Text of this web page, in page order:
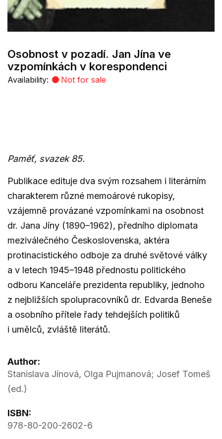
Osobnost v pozadí. Jan Jína ve
vzpomínkách v korespondenci
Availability: Not for sale
Paměť, svazek 85.
Publikace edituje dva svým rozsahem i literárním
charakterem různé memoárové rukopisy,
vzájemně provázané vzpomínkami na osobnost
dr. Jana Jíny (1890–1962), předního diplomata
meziválečného Československa, aktéra
protinacistického odboje za druhé světové války
a v letech 1945–1948 přednostu politického
odboru Kanceláře prezidenta republiky, jednoho
z nejbližších spolupracovníků dr. Edvarda Beneše
a osobního přítele řady tehdejších politiků
i umělců, zvláště literátů.
Author:
Stanislava Jínová, Olga Pujmanová; Josef Tomeš
(ed.)
ISBN:
978-80-200-2602-6